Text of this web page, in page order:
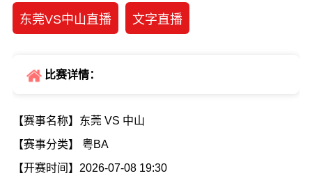
东莞VS中山直播 文字直播
比赛详情：
【赛事名称】东莞 VS 中山
【赛事分类】 粤BA
【开赛时间】2026-07-08 19:30